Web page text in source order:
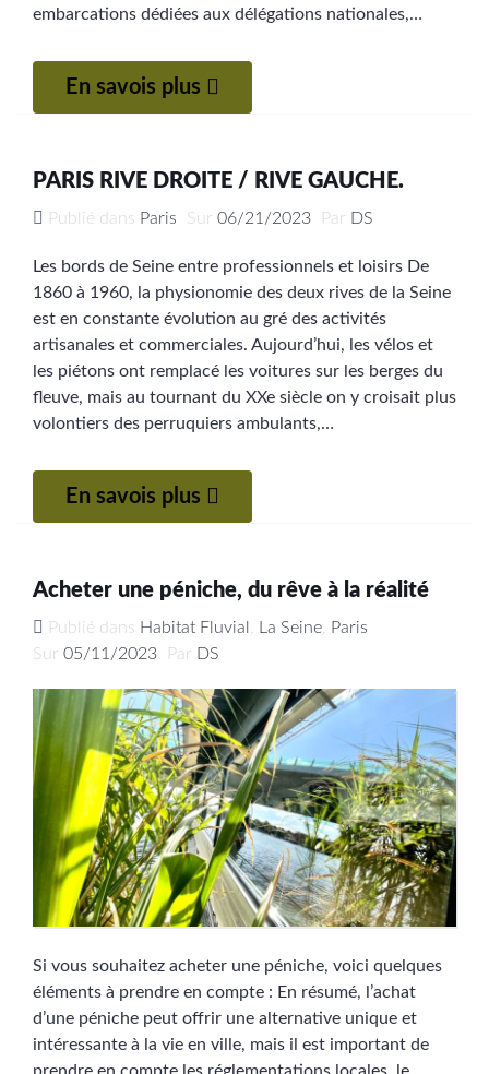
embarcations dédiées aux délégations nationales,…
En savois plus
PARIS RIVE DROITE / RIVE GAUCHE.
Publié dans Paris Sur 06/21/2023 Par DS
Les bords de Seine entre professionnels et loisirs De
1860 à 1960, la physionomie des deux rives de la Seine
est en constante évolution au gré des activités
artisanales et commerciales. Aujourd’hui, les vélos et
les piétons ont remplacé les voitures sur les berges du
fleuve, mais au tournant du XXe siècle on y croisait plus
volontiers des perruquiers ambulants,…
En savois plus
Acheter une péniche, du rêve à la réalité
Publié dans Habitat Fluvial La Seine
Paris
Sur 05/11/2023 Par DS
Si vous souhaitez acheter une péniche, voici quelques
éléments à prendre en compte : En résumé, l’achat
d’une péniche peut offrir une alternative unique et
intéressante à la vie en ville, mais il est important de